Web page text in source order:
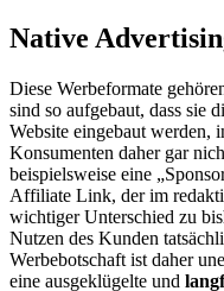
Native
Diese Werbeformate
sind so aufgebaut, dass sie
Website eingebaut werden,
Konsumenten daher gar
beispielsweise eine
Affiliate Link, der im
wichtiger Unterschied zu
Nutzen des Kunden
Werbebotschaft ist daher
eine ausgeklügelte und